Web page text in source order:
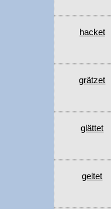
hacket
grätzet
glättet
geltet